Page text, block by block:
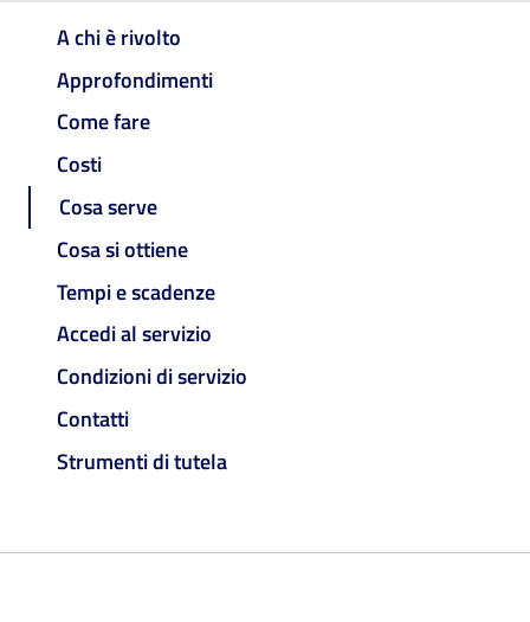
A chi è rivolto
Approfondimenti
Come fare
Costi
Cosa serve
Cosa si ottiene
Tempi e scadenze
Accedi al servizio
Condizioni di servizio
Contatti
Strumenti di tutela